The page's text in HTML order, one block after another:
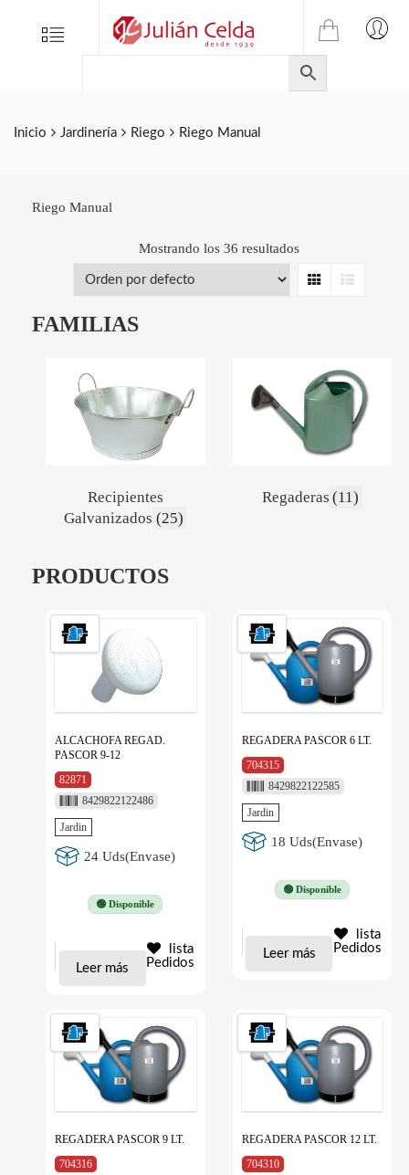
Menu
TIENDA
ONLINE
DE
JULIAN
Inicio Jardinería Riego Riego Manual
Riego Manual
Mostrando los 36 resultados
Grid List
FAMILIAS
Recipientes
Galvanizados (25)
Regaderas (11)
PRODUCTOS
ALCACHOFA REGAD.
PASCOR 9-12
82871
8429822122486
Jardin
24 Uds(Envase)
🟢 Disponible
Leer más
lista
Pedidos
REGADERA PASCOR 6 LT.
704315
8429822122585
Jardin
18 Uds(Envase)
🟢 Disponible
Leer más
lista
Pedidos
REGADERA PASCOR 9 LT.
704316
REGADERA PASCOR 12 LT.
704310
Folletos